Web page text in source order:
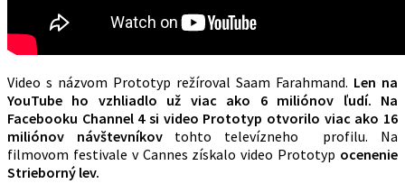
Video s názvom Prototyp režíroval Saam Farahmand. Len na
YouTube ho vzhliadlo už viac ako 6 miliónov ľudí. Na
Facebooku Channel 4 si video Prototyp otvorilo viac ako 16
miliónov návštevníkovtohto televízneho profilu. Na
filmovom festivale v Cannes získalo video Prototyp ocenenie
Strieborný lev.